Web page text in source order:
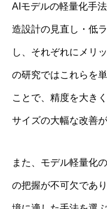
AIモデルの軽量化手
造設計の見直し・低
し、それぞれにメリ
の研究ではこれらを
ことで、精度を大き
サイズの大幅な改善
また、モデル軽量化
の把握が不可欠であ